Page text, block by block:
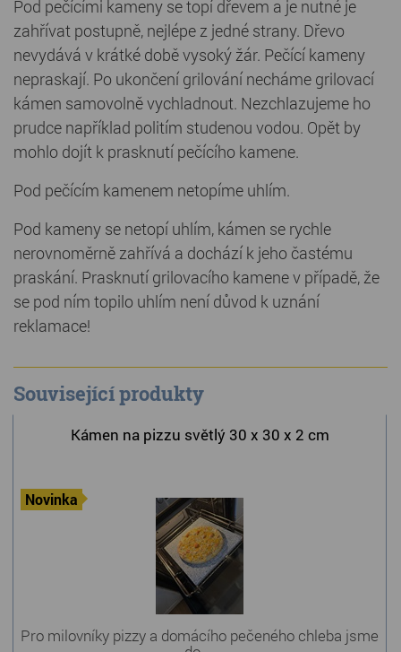
Pod pečícími kameny se topí dřevem a je nutné je
zahřívat postupně, nejlépe z jedné strany. Dřevo
nevydává v krátké době vysoký žár. Pečící kameny
nepraskají. Po ukončení grilování necháme grilovací
kámen samovolně vychladnout. Nezchlazujeme ho
prudce například politím studenou vodou. Opět by
mohlo dojít k prasknutí pečícího kamene.
Pod pečícím kamenem netopíme uhlím.
Pod kameny se netopí uhlím, kámen se rychle
nerovnoměrně zahřívá a dochází k jeho častému
praskání. Prasknutí grilovacího kamene v případě, že
se pod ním topilo uhlím není důvod k uznání
reklamace!
Související produkty
Kámen na pizzu světlý 30 x 30 x 2 cm
Novinka
Pro milovníky pizzy a domácího pečeného chleba jsme